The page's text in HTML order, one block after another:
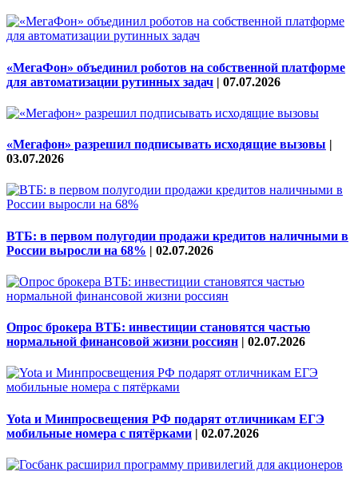
«МегаФон» объединил роботов на собственной платформе
для автоматизации рутинных задач | 07.07.2026
«Мегафон» разрешил подписывать исходящие вызовы |
03.07.2026
ВТБ: в первом полугодии продажи кредитов наличными в
России выросли на 68% | 02.07.2026
Опрос брокера ВТБ: инвестиции становятся частью
нормальной финансовой жизни россиян | 02.07.2026
Yota и Минпросвещения РФ подарят отличникам ЕГЭ
мобильные номера с пятёрками | 02.07.2026